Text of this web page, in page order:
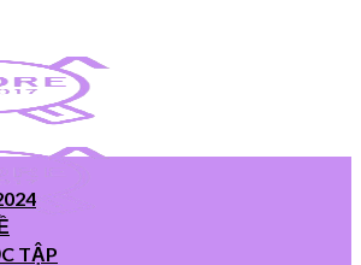
TẬP